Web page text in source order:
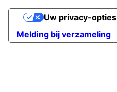
Melding bij verzameling
Uw privacy-opties